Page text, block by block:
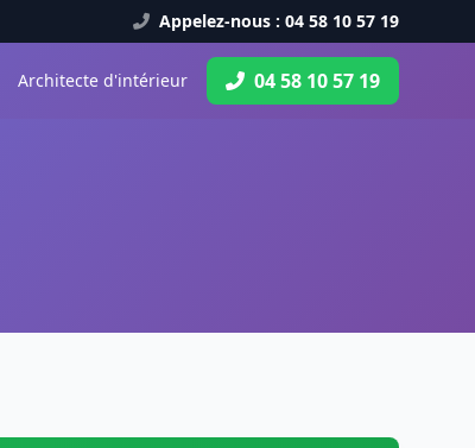
Appelez-nous : 04 58 10 57 19
Architecte d'intérieur 04 58 10 57 19